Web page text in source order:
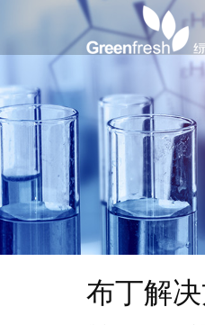
布丁解